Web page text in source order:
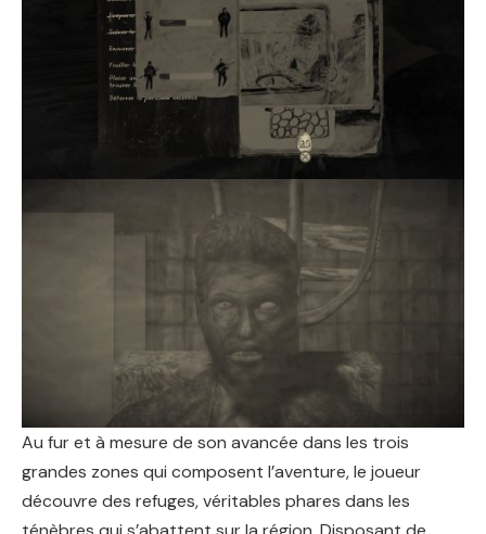
Au fur et à mesure de son avancée dans les trois
grandes zones qui composent l’aventure, le joueur
découvre des refuges, véritables phares dans les